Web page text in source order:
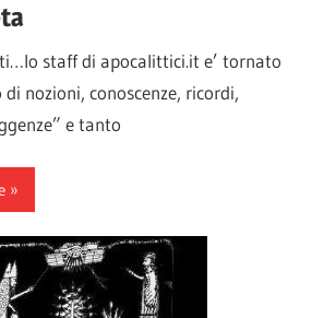
staff di apocalittici.it e’ tornato
nozioni, conoscenze, ricordi,
e tanto